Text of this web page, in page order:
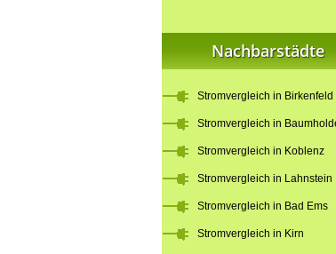
Nachbarstädte
Stromvergleich in Birkenfeld
Stromvergleich in
Stromvergleich in Koblenz
Stromvergleich in Lahnstein
Stromvergleich in Bad Ems
Stromvergleich in Kirn